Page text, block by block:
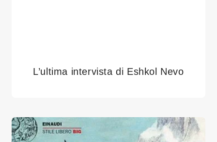
L’ultima intervista di Eshkol Nevo